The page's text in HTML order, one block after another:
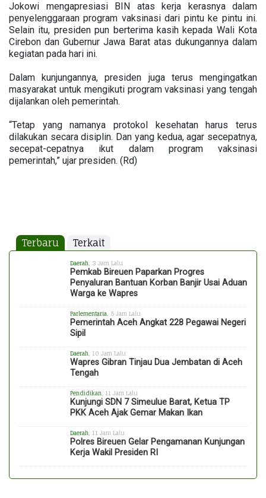
Jokowi mengapresiasi BIN atas kerja kerasnya dalam
penyelenggaraan program vaksinasi dari pintu ke pintu ini.
Selain itu, presiden pun berterima kasih kepada Wali Kota
Cirebon dan Gubernur Jawa Barat atas dukungannya dalam
kegiatan pada hari ini.
Dalam kunjungannya, presiden juga terus mengingatkan
masyarakat untuk mengikuti program vaksinasi yang tengah
dijalankan oleh pemerintah.
“Tetap yang namanya protokol kesehatan harus terus
dilakukan secara disiplin. Dan yang kedua, agar secepatnya,
secepat-cepatnya ikut dalam program vaksinasi
pemerintah,” ujar presiden. (Rd)
Terbaru Terkait
Daerah , 3 Jam Lalu
Pemkab Bireuen Paparkan Progres
Penyaluran Bantuan Korban Banjir Usai Aduan
Warga ke Wapres
Parlementaria , 5 Jam Lalu
Pemerintah Aceh Angkat 228 Pegawai Negeri
Sipil
Daerah , 10 Jam Lalu
Wapres Gibran Tinjau Dua Jembatan di Aceh
Tengah
Pendidikan , 11 Jam Lalu
Kunjungi SDN 7 Simeulue Barat, Ketua TP
PKK Aceh Ajak Gemar Makan Ikan
Daerah , 11 Jam Lalu
Polres Bireuen Gelar Pengamanan Kunjungan
Kerja Wakil Presiden RI